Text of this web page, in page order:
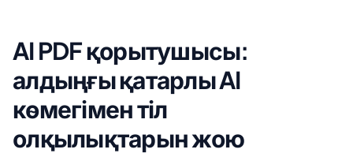
AI PDF қорытушысы:
алдыңғы қатарлы AI
көмегімен тіл
олқылықтарын жою